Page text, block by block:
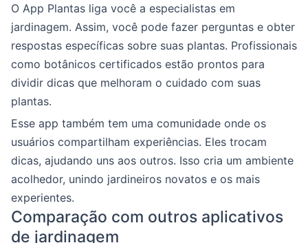
O App Plantas liga você a especialistas em
jardinagem. Assim, você pode fazer perguntas e obter
respostas específicas sobre suas plantas. Profissionais
como botânicos certificados estão prontos para
dividir dicas que melhoram o cuidado com suas
plantas.
Esse app também tem uma comunidade onde os
usuários compartilham experiências. Eles trocam
dicas, ajudando uns aos outros. Isso cria um ambiente
acolhedor, unindo jardineiros novatos e os mais
experientes.
Comparação com outros aplicativos
de jardinagem